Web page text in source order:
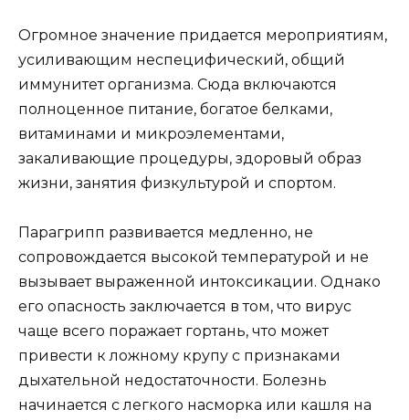
Огромное значение придается мероприятиям,
усиливающим неспецифический, общий
иммунитет организма. Сюда включаются
полноценное питание, богатое белками,
витаминами и микроэлементами,
закаливающие процедуры, здоровый образ
жизни, занятия физкультурой и спортом.
Парагрипп развивается медленно, не
сопровождается высокой температурой и не
вызывает выраженной интоксикации. Однако
его опасность заключается в том, что вирус
чаще всего поражает гортань, что может
привести к ложному крупу с признаками
дыхательной недостаточности. Болезнь
начинается с легкого насморка или кашля на